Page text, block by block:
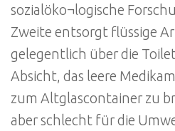
sozialöko¬logische
Zweite entsorgt flüssige
gelegentlich über die
Absicht, das leere
zum Altglascontainer zu
aber schlecht für die